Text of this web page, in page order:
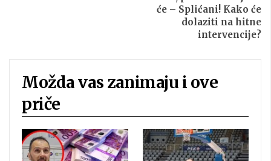
će – Splićani! Kako će
dolaziti na hitne
intervencije?
Možda vas zanimaju i ove
priče